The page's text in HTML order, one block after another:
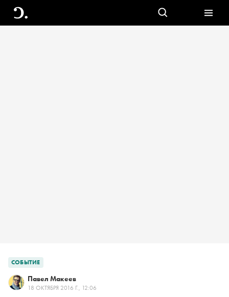
СОБЫТИЕ
Павел Макеев
18 ОКТЯБРЯ 2016 Г., 12:06